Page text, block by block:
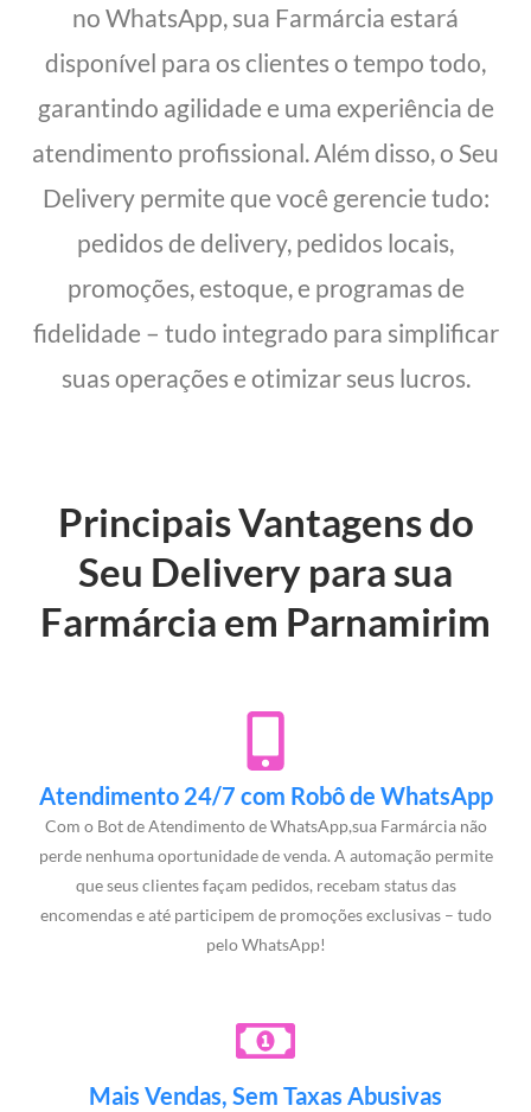
no WhatsApp, sua Farmárcia estará
disponível para os clientes o tempo todo,
garantindo agilidade e uma experiência de
atendimento profissional. Além disso, o Seu
Delivery permite que você gerencie tudo:
pedidos de delivery, pedidos locais,
promoções, estoque, e programas de
fidelidade – tudo integrado para simplificar
suas operações e otimizar seus lucros.
Principais Vantagens do
Seu Delivery para sua
Farmárcia em Parnamirim
Atendimento 24/7 com Robô de WhatsApp
Com o Bot de Atendimento de WhatsApp,sua Farmárcia não
perde nenhuma oportunidade de venda. A automação permite
que seus clientes façam pedidos, recebam status das
encomendas e até participem de promoções exclusivas – tudo
pelo WhatsApp!
Mais Vendas, Sem Taxas Abusivas